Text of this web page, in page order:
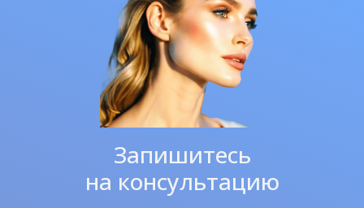
Запишитесь
на консультацию